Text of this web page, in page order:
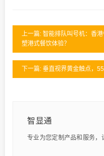
上一篇: 智能排队叫号机：香
塑港式餐饮体验？
下一篇: 垂直视界黄金触点，
智显通
专业为您定制产品和服务